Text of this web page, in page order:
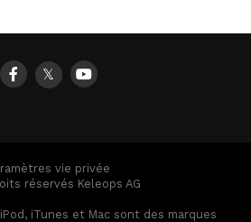
𝕏
vie privée
réservés Keleops AG
iTunes et Mac sont des marques